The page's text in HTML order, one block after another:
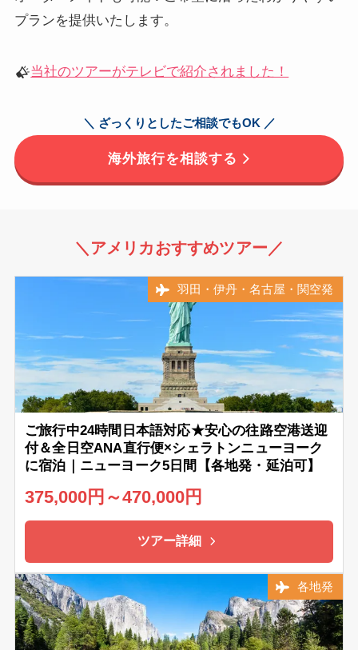
プランを提供いたします。
当社のツアーがテレビで紹介されました！
＼ ざっくりとしたご相談でもOK ／
海外旅行を相談する
＼アメリカおすすめツアー／
羽田・伊丹・名古屋・関空発
ご旅行中24時間日本語対応★安心の往路空港送迎
付＆全日空ANA直行便×シェラトンニューヨーク
に宿泊｜ニューヨーク5日間【各地発・延泊可】
375,000円～470,000円
ツアー詳細
各地発